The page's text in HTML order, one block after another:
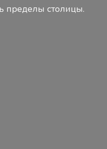
пределы столицы.